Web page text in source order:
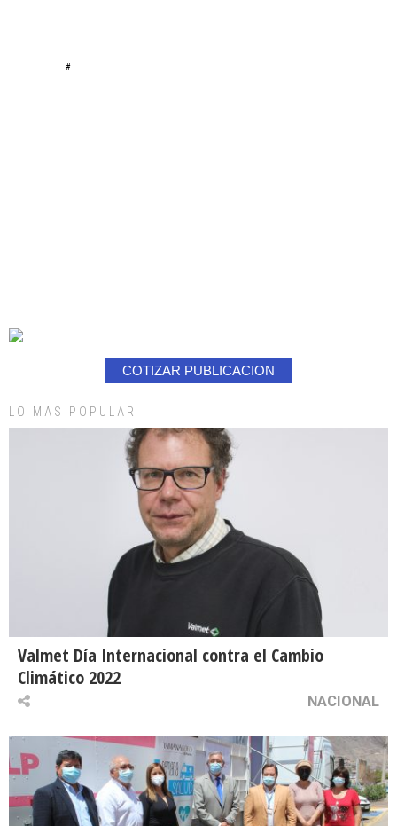
#
COTIZAR PUBLICACION
LO MAS POPULAR
Valmet Día Internacional contra el Cambio
Climático 2022
NACIONAL